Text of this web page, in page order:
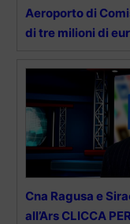
Aeroporto di
di tre milioni di
Cna Ragusa e
all’Ars CLICCA